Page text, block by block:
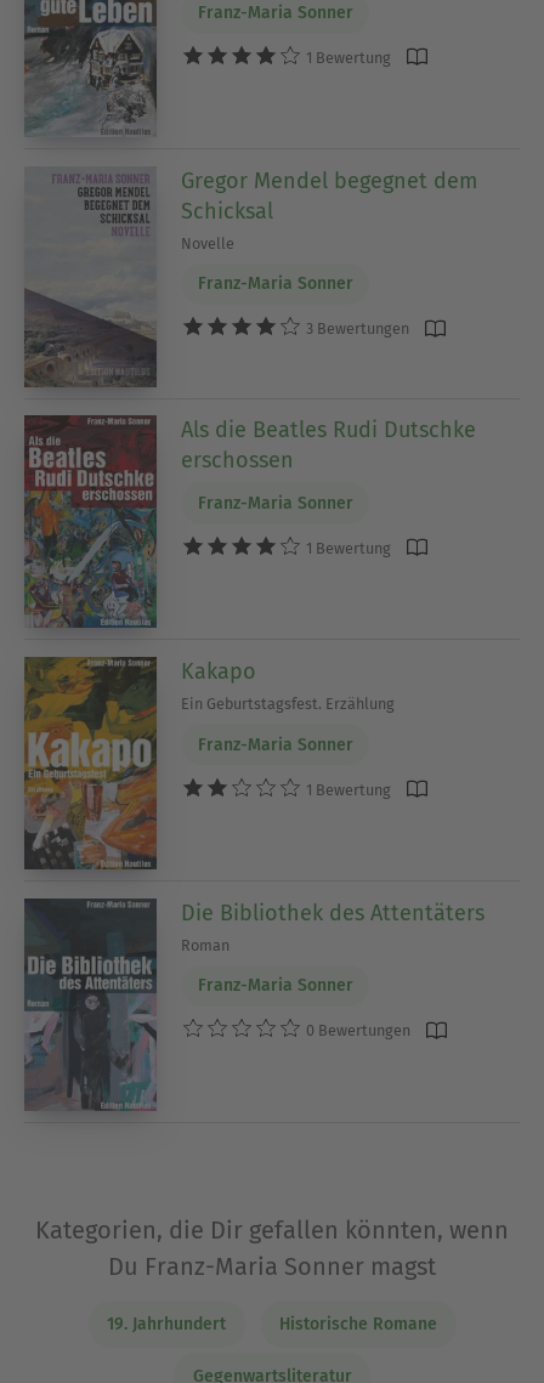
Franz-Maria Sonner
1 Bewertung
Gregor Mendel begegnet dem
Schicksal
Novelle
Franz-Maria Sonner
3 Bewertungen
Als die Beatles Rudi Dutschke
erschossen
Franz-Maria Sonner
1 Bewertung
Kakapo
Ein Geburtstagsfest. Erzählung
Franz-Maria Sonner
1 Bewertung
Die Bibliothek des Attentäters
Roman
Franz-Maria Sonner
0 Bewertungen
Kategorien, die Dir gefallen könnten, wenn
Du Franz-Maria Sonner magst
19. Jahrhundert Historische Romane
Gegenwartsliteratur